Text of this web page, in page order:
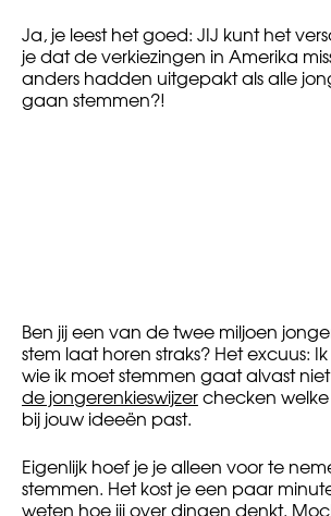
Ja, je leest het goed: JIJ kunt het
je dat de verkiezingen in Amerika
anders hadden uitgepakt als alle
gaan stemmen?!
Ben jij een van de twee miljoen
stem laat horen straks? Het excuus:
wie ik moet stemmen gaat alvast
de jongerenkieswijzerchecken
bij jouw ideeën past.
Eigenlijk hoef je je alleen voor te
stemmen. Het kost je een paar
weten hoe jij over dingen denkt.